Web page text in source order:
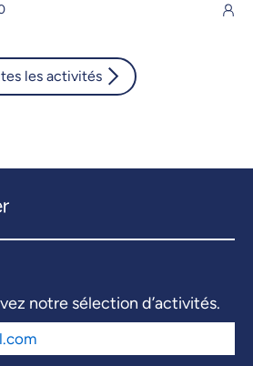
les activités
notre sélection d’activités.